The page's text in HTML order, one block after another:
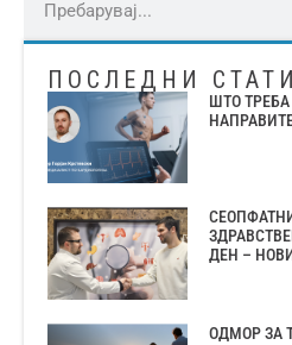
ПОСЛЕДНИ
ШТО
ДЕН – НОВИ
ОДМОР ЗА